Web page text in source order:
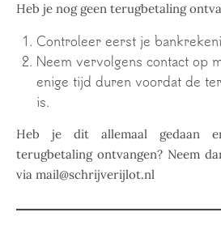
Heb je nog geen terugbetaling
Controleer eerst je
Neem vervolgens contact op
enige tijd duren voordat de
is.
Heb je dit allemaal gedaan
terugbetaling ontvangen? Neem
via mail@schrijverijlot.nl